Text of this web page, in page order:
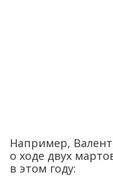
Например,
о ходе двух
в этом году: